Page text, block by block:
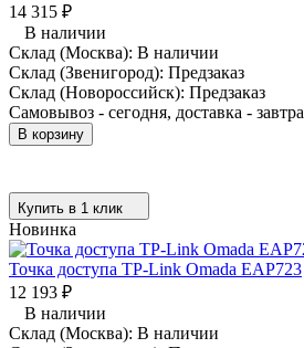
14 315 ₽
В наличии
Склад (Москва): В наличии
Склад (Звенигород): Предзаказ
Склад (Новороссийск): Предзаказ
Самовывоз - сегодня, доставка - завтра
В корзину
Купить в 1 клик
Новинка
Точка доступа TP-Link Omada EAP723
12 193 ₽
В наличии
Склад (Москва): В наличии